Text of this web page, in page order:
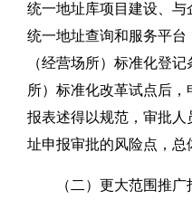
统一地址库项目建设、
统一地址查询和服务平
（经营场所）标准化登
所）标准化改革试点后
报表述得以规范，审批
址申报审批的风险点，总
（二）更大范围推